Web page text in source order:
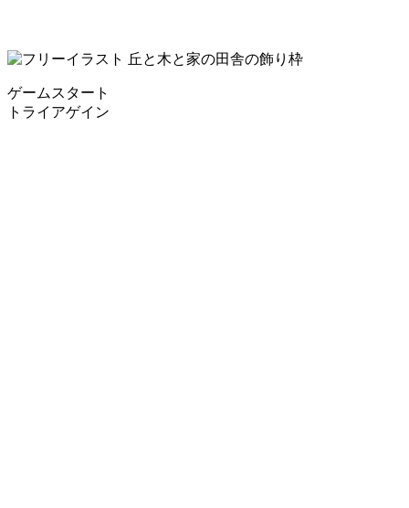
ゲームスタート
トライアゲイン